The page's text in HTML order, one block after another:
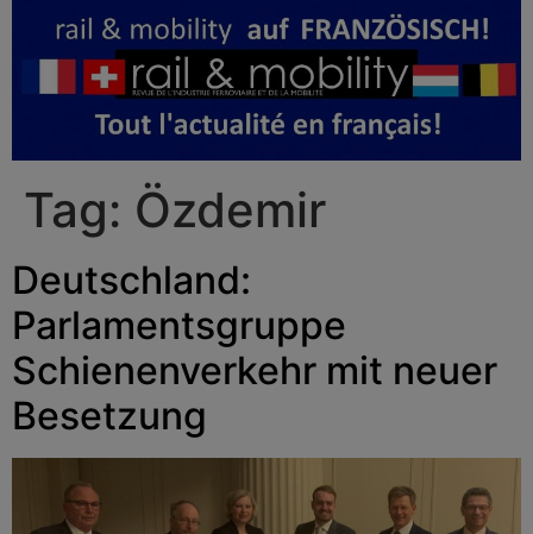
Tag: Özdemir
Deutschland:
Parlamentsgruppe
Schienenverkehr mit neuer
Besetzung